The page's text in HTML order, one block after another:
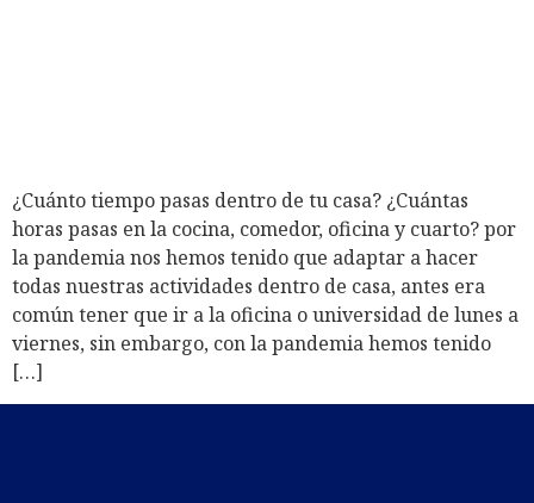
¿Cuánto tiempo pasas dentro de tu casa? ¿Cuántas
horas pasas en la cocina, comedor, oficina y cuarto? por
la pandemia nos hemos tenido que adaptar a hacer
todas nuestras actividades dentro de casa, antes era
común tener que ir a la oficina o universidad de lunes a
viernes, sin embargo, con la pandemia hemos tenido
[…]